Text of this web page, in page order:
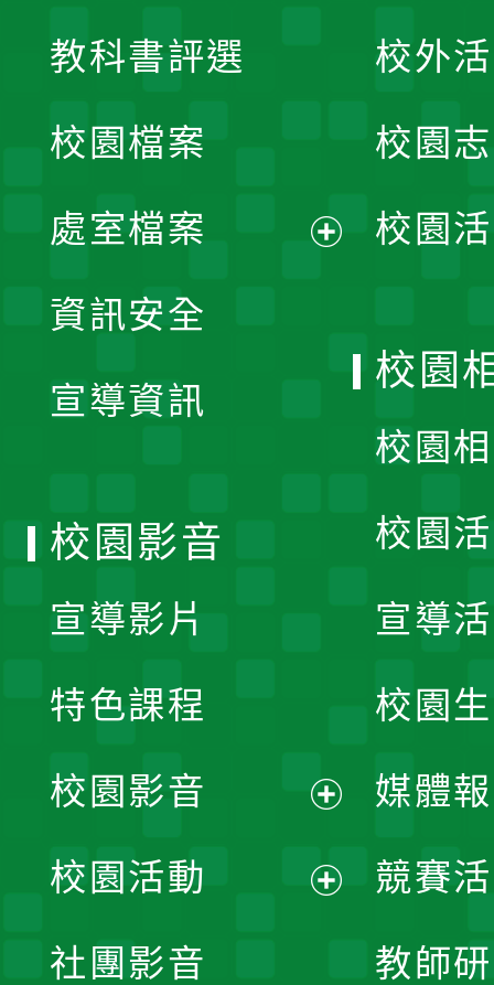
單
教科書評選
校園檔案
處室檔案
資訊安全
宣導資訊
校外
校園
校園
校園
校園
校園
宣導
校園
媒體
競賽
教師
校園影音
宣導影片
特色課程
校園影音
開
校園活動
社團影音